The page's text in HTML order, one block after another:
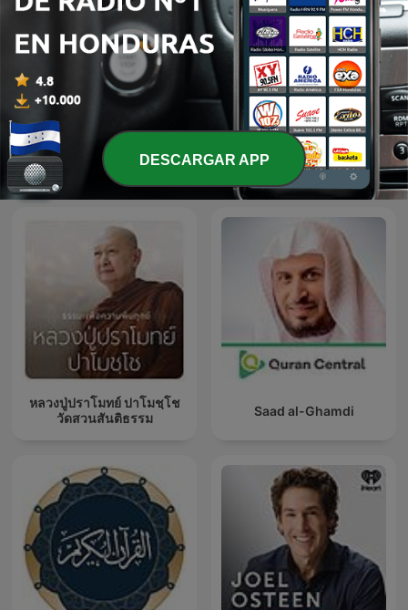
Dr. Armando Alducin
Dr. Antonio Bolainez
Más podcasts internacionales de Religión
y espiritualidad
หลวงปู่ปราโมทย์ ปาโมชฺโช
วัดสวนสันติธรรม
Saad al-Ghamdi
DESCARGAR APP